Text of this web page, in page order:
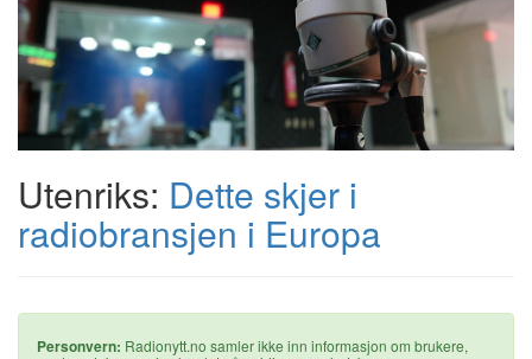
Utenriks: Dette skjer i
radiobransjen i Europa
Personvern: Radionytt.no samler ikke inn informasjon om brukere,